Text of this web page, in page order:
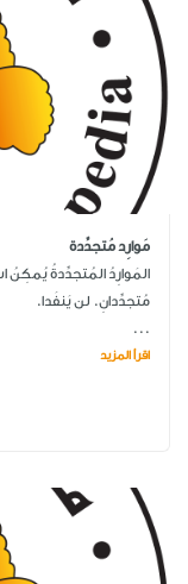
مَوارِد مُتجدِّدة
المَوارِدُ المُتجدِّدةُ
مُتجدِّدانِ. لن يَنفَدا.
...
اقرأ المزيد